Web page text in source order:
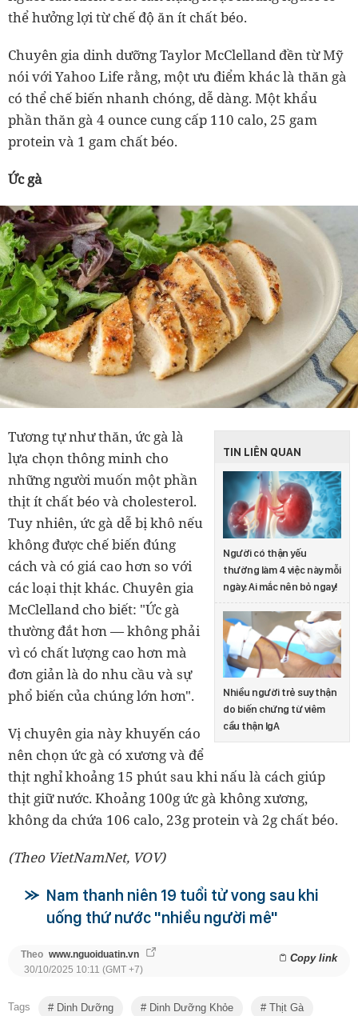
thể hưởng lợi từ chế độ ăn ít chất béo.
Chuyên gia dinh dưỡng Taylor McClelland đền từ Mỹ
nói với Yahoo Life rằng, một ưu điểm khác là thăn gà
có thể chế biến nhanh chóng, dễ dàng. Một khẩu
phần thăn gà 4 ounce cung cấp 110 calo, 25 gam
protein và 1 gam chất béo.
Ức gà
TIN LIÊN QUAN
Người có thận yếu
thường làm 4 việc này mỗi
ngày: Ai mắc nên bỏ ngay!
Nhiều người trẻ suy thận
do biến chứng từ viêm
cầu thận IgA
Tương tự như thăn, ức gà là
lựa chọn thông minh cho
những người muốn một phần
thịt ít chất béo và cholesterol.
Tuy nhiên, ức gà dễ bị khô nếu
không được chế biến đúng
cách và có giá cao hơn so với
các loại thịt khác. Chuyên gia
McClelland cho biết: "Ức gà
thường đắt hơn — không phải
vì có chất lượng cao hơn mà
đơn giản là do nhu cầu và sự
phổ biến của chúng lớn hơn".
Vị chuyên gia này khuyến cáo
nên chọn ức gà có xương và để
thịt nghỉ khoảng 15 phút sau khi nấu là cách giúp
thịt giữ nước. Khoảng 100g ức gà không xương,
không da chứa 106 calo, 23g protein và 2g chất béo.
(Theo VietNamNet, VOV)
Nam thanh niên 19 tuổi tử vong sau khi
uống thứ nước "nhiều người mê"
Theo www.nguoiduatin.vn Copy link
30/10/2025 10:11 (GMT +7)
Tags Dinh Dưỡng Dinh Dưỡng Khỏe Thịt Gà